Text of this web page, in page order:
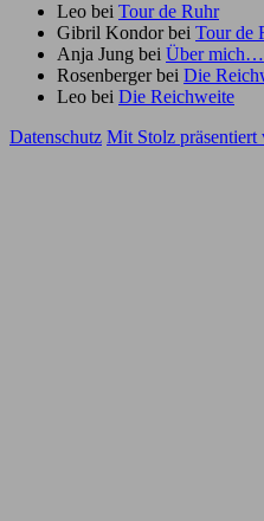
Leo bei Tour de Ruhr
Gibril Kondorbei Tour de
Anja Jung bei Über mich…
Rosenbergerbei Die
Leo bei Die Reichweite
Datenschutz Mit Stolz präsentiert